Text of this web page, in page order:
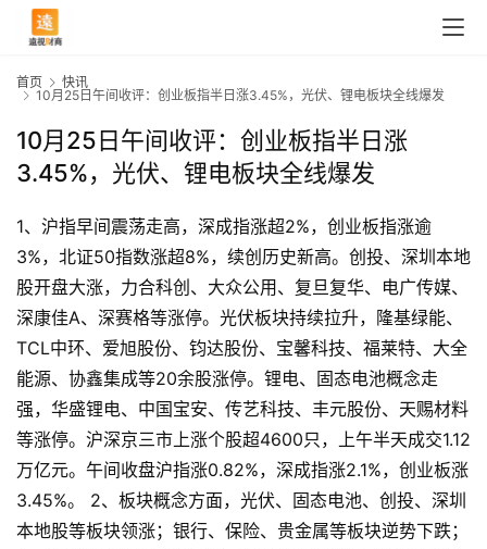
首
页
首页
快讯
10月25日午间收评：创业板指半日涨3.45%，光伏、锂电板块全线爆发
10月25日午间收评：创业板指半日涨
3.45%，光伏、锂电板块全线爆发
1、沪指早间震荡走高，深成指涨超2%，创业板指涨逾
3%，北证50指数涨超8%，续创历史新高。创投、深圳本地
股开盘大涨，力合科创、大众公用、复旦复华、电广传媒、
深康佳A、深赛格等涨停。光伏板块持续拉升，隆基绿能、
TCL中环、爱旭股份、钧达股份、宝馨科技、福莱特、大全
能源、协鑫集成等20余股涨停。锂电、固态电池概念走
强，华盛锂电、中国宝安、传艺科技、丰元股份、天赐材料
等涨停。沪深京三市上涨个股超4600只，上午半天成交1.12
万亿元。午间收盘沪指涨0.82%，深成指涨2.1%，创业板涨
3.45%。 2、板块概念方面，光伏、固态电池、创投、深圳
本地股等板块领涨；银行、保险、贵金属等板块逆势下跌；